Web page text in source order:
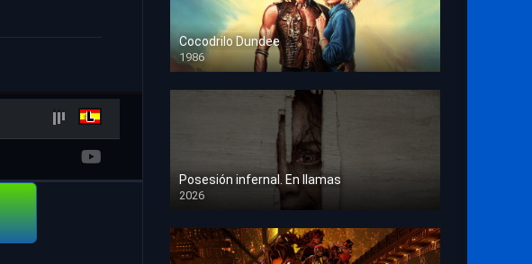
Cocodrilo Dundee
1986
HD 1080p
Posesión infernal. En llamas
2026
HD 1080p